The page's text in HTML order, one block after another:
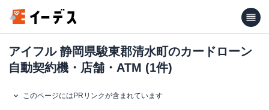
アイフル 静岡県駿東郡清水町のカードローン
自動契約機・店舗・ATM (1件)
このページにはPRリンクが含まれています